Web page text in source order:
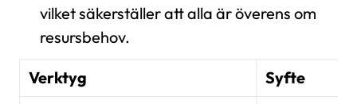
vilket säkerställer att alla är överens om
resursbehov.
Verktyg Syfte